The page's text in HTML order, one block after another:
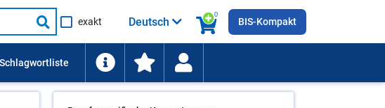
Suche
starten
exakt
0
Deutsch BIS-Kompakt